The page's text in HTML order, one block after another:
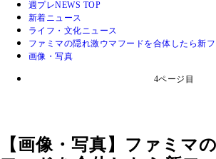
週プレNEWS TOP
新着ニュース
ライフ・文化ニュース
ファミマの隠れ激ウマフードを合体したら新
画像・写真
4ページ目
【画像・写真】ファミマ